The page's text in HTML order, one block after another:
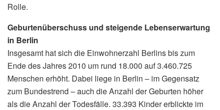
Rolle.
Geburtenüberschuss und steigende Lebenserwartung
in Berlin
Insgesamt hat sich die Einwohnerzahl Berlins bis zum
Ende des Jahres 2010 um rund 18.000 auf 3.460.725
Menschen erhöht. Dabei liege in Berlin – im Gegensatz
zum Bundestrend – auch die Anzahl der Geburten höher
als die Anzahl der Todesfälle. 33.393 Kinder erblickte im